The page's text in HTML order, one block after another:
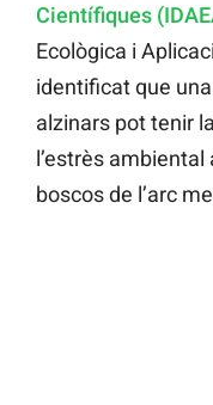
Científiques
Ecològica i
identificat que
alzinars pot tenir
l’estrès
boscos de l’arc